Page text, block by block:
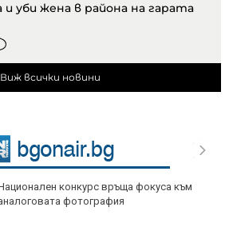
и уби жена в района на гарата
Виж всички новини
конкурс връща фокуса към
фотография